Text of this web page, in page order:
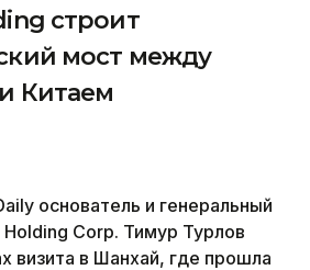
строит
мост между
Китаем
основатель и генеральный
Corp. Тимур Турлов
визита в Шанхай, где прошла